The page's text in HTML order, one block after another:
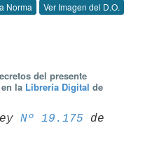
Norma Ver Imagen del D.O.
del presente
la Librería Digital de
Nº 19.175 de